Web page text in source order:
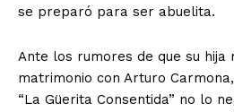
se preparó para ser abuelita.
Ante los rumores de que su hija
matrimonio con Arturo
“La Güerita Consentida” no lo